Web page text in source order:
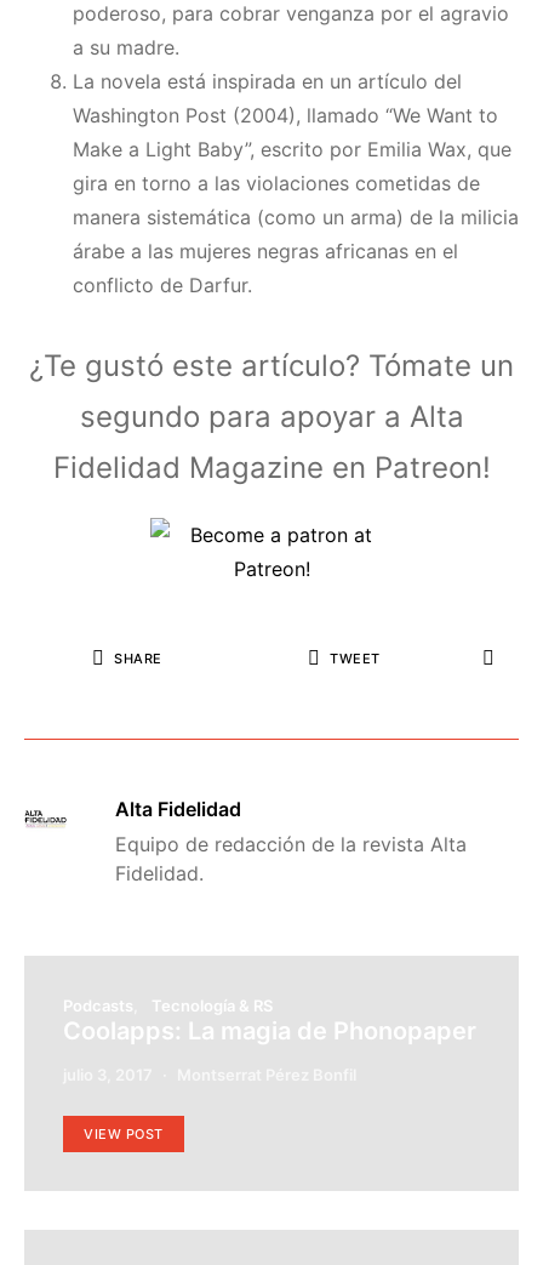
poderoso, para cobrar venganza por el agravio
a su madre.
La novela está inspirada en un artículo del
Washington Post (2004), llamado “We Want to
Make a Light Baby”, escrito por Emilia Wax, que
gira en torno a las violaciones cometidas de
manera sistemática (como un arma) de la milicia
árabe a las mujeres negras africanas en el
conflicto de Darfur.
¿Te gustó este artículo? Tómate un
segundo para apoyar a Alta
Fidelidad Magazine en Patreon!
SHARE TWEET
Alta Fidelidad
Equipo de redacción de la revista Alta
Fidelidad.
Podcasts Tecnología & RS
Coolapps: La magia de Phonopaper
VIEW POST